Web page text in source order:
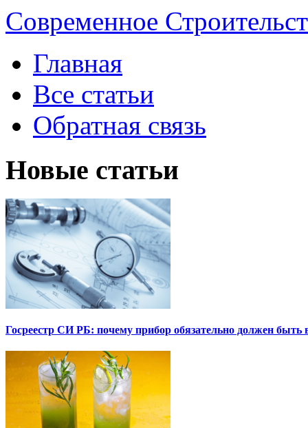
Современное
Главная
Все статьи
Обратная связь
Новые статьи
Госреестр СИ РБ: почему прибор обязательно должен быть